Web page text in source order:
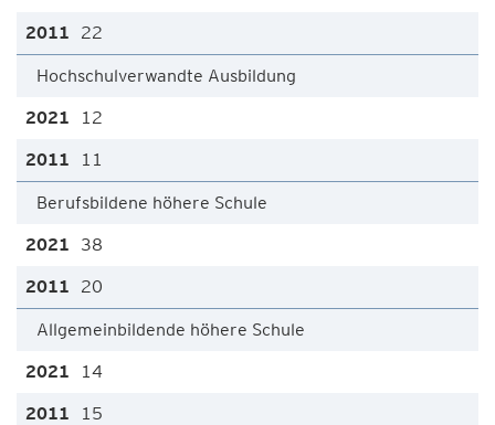
22
Hochschulverwandte Ausbildung
12
11
Berufsbildene höhere Schule
38
20
Allgemeinbildende höhere Schule
14
15